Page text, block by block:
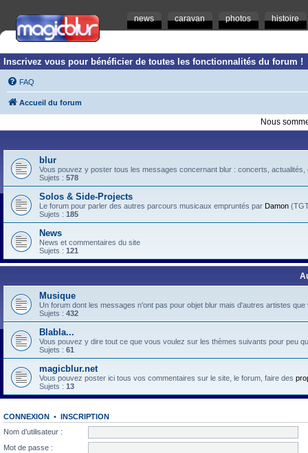
news caravan photos histoire
Inscrivez vous pour bénéficier de toutes les fonctionnalités du forum !
FAQ
Accueil du forum
Nous
blur
Vous pouvez y poster tous les messages concernant blur : concerts,
Sujets : 578
Solos & Side-Projects
Le forum pour parler des autres parcours musicaux empruntés par Damon
Sujets : 185
News
News et commentaires du site
Sujets : 121
Musique
Un forum dont les messages n'ont pas pour objet blur mais d'autres artistes
Sujets : 432
Blabla...
Vous pouvez y dire tout ce que vous voulez sur les thèmes suivants pour peu
Sujets : 61
magicblur.net
Vous pouvez poster ici tous vos commentaires sur le site, le forum, faire des
Sujets : 13
CONNEXION • INSCRIPTION
Nom d’utilisateur :
Mot de passe :